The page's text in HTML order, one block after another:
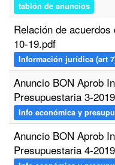
tablón de anuncios
Relación de acuerdos
10-19.pdf
Información jurídica (art
Anuncio BON Aprob
Presupuestaria 3-
Info económica y
Anuncio BON Aprob
Presupuestaria 4-